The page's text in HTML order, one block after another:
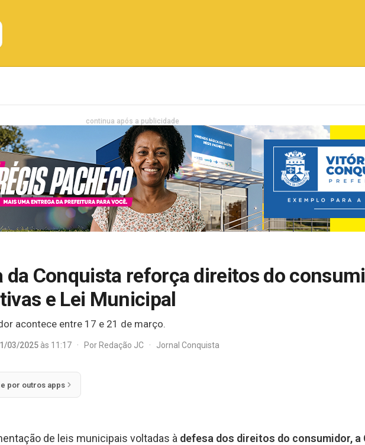
continua após a publicidade
da Conquista reforça direitos do
e Lei Municipal
acontece entre 17 e 21 de março.
03/2025 às 11:17 · PorRedação JC · Jornal Conquista
por outros apps
de leis municipais voltadas à defesa dos direitos do consumidor, a